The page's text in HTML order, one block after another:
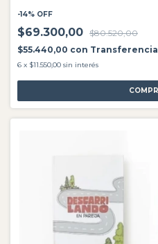
-14% OFF
$69.300,00 $80.520,00
$55.440,00 con Transferencia
6 x $11.550,00 sin interés